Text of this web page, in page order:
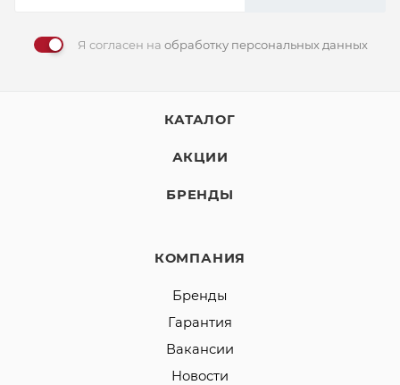
Я согласен на обработку персональных данных
КАТАЛОГ
АКЦИИ
БРЕНДЫ
КОМПАНИЯ
Бренды
Гарантия
Вакансии
Новости